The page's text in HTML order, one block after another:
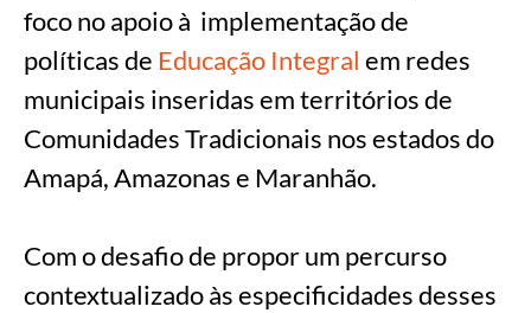
foco no apoio à implementação de
políticas de Educação Integral em redes
municipais inseridas em territórios de
Comunidades Tradicionais nos estados do
Amapá, Amazonas e Maranhão.
Com o desafio de propor um percurso
contextualizado às especificidades desses